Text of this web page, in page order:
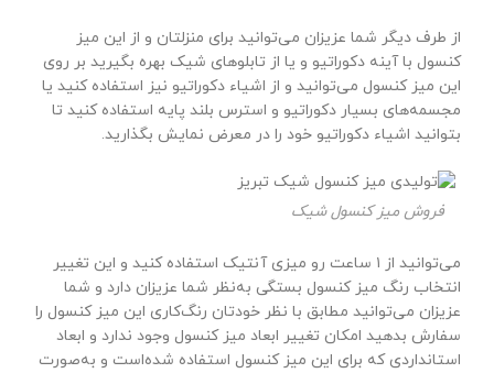
از طرف دیگر شما عزیزان می‌توانید برای منزلتان و از این میز
کنسول با آینه دکوراتیو و یا از تابلوهای شیک بهره بگیرید بر روی
این میز کنسول می‌توانید و از اشیاء دکوراتیو نیز استفاده کنید یا
مجسمه‌های بسیار دکوراتیو و استرس بلند پایه استفاده کنید تا
بتوانید اشیاء دکوراتیو خود را در معرض نمایش بگذارید.
فروش میز کنسول شیک
می‌توانید از ۱ ساعت رو میزی آنتیک استفاده کنید و این تغییر
انتخاب رنگ میز کنسول بستگی به‌نظر شما عزیزان دارد و شما
عزیزان می‌توانید مطابق با نظر خودتان رنگ‌کاری این میز کنسول را
سفارش بدهید امکان تغییر ابعاد میز کنسول وجود ندارد و ابعاد
استانداردی که برای این میز کنسول استفاده شده‌است و به‌صورت